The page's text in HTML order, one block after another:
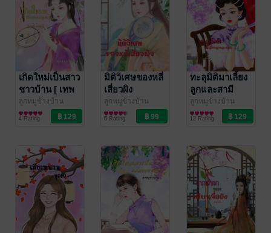
เกิดใหม่เป็นสาว
ชาวบ้าน [ เทพ
โอสถ ]
ลูกหมูข้างบ้าน
นิยายรักจีนโบราณ
4 Rating
มิติวิเศษของหลี่
เสี่ยวผิง
ลูกหมูข้างบ้าน
นิยายรักจีนโบราณ
6 Rating
ทะลุมิติมาเลี้ยง
ลูกและสามี
ลูกหมูข้างบ้าน
นิยายรักจีนโบราณ
12 Rating